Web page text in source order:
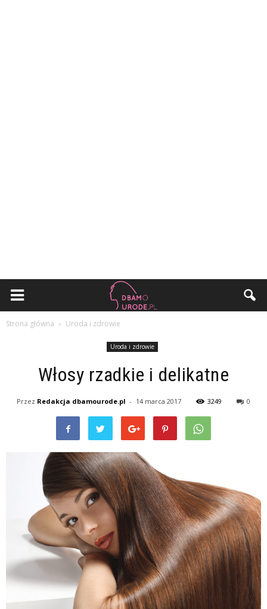
Strona główna Uroda i zdrowie
Uroda i zdrowie
Włosy rzadkie i delikatne
Przez Redakcja dbamourode.pl - 14 marca 2017 3249 0